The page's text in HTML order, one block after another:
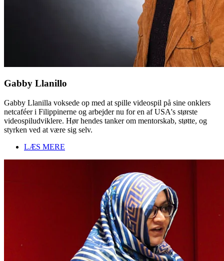
Gabby Llanillo
Gabby Llanilla voksede op med at spille videospil på sine onklers
netcaféer i Filippinerne og arbejder nu for en af USA's største
videospiludviklere. Hør hendes tanker om mentorskab, støtte, og
styrken ved at være sig selv.
LÆS MERE